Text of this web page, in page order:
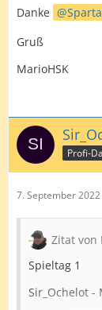
Danke
Gruß
MarioHSK
Profi-
7. September
Zitat von
Spieltag 1
Sir_Ochelot -